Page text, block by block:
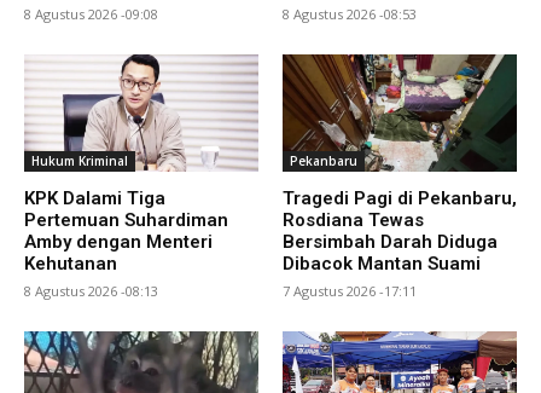
8 Agustus 2026 -09:08 8 Agustus 2026 -08:53
Hukum Kriminal
KPK Dalami Tiga
Pertemuan Suhardiman
Amby dengan Menteri
Kehutanan
8 Agustus 2026 -08:13
Pekanbaru
Tragedi Pagi di Pekanbaru,
Rosdiana Tewas
Bersimbah Darah Diduga
Dibacok Mantan Suami
7 Agustus 2026 -17:11